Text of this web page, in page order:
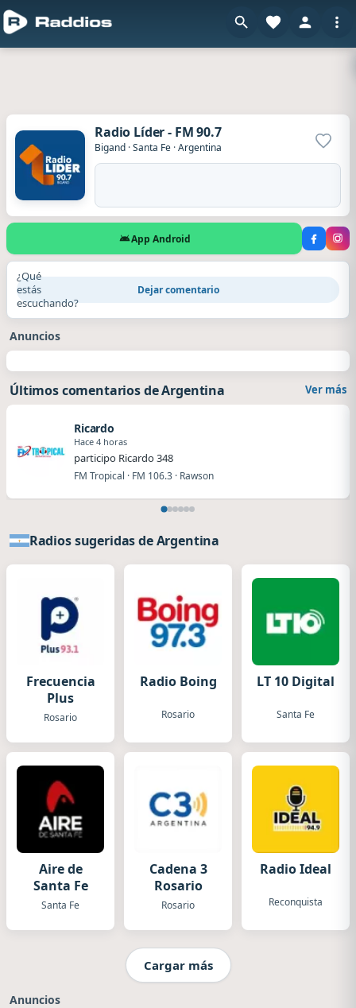
Radio Líder - FM 90.7
Bigand ·Santa Fe ·Argentina
App Android
¿Qué
estás
escuchando?
Dejar comentario
Anuncios
Últimos comentarios de Argentina Ver más
Ricardo
Hace 4 horas
participo Ricardo 348
FM Tropical · FM 106.3 · Rawson
Radios sugeridas de Argentina
Frecuencia
Plus
Rosario
Radio Boing
Rosario
LT 10 Digital
Santa Fe
Aire de
Santa Fe
Santa Fe
Cadena 3
Rosario
Rosario
Radio Ideal
Reconquista
Cargar más
Anuncios